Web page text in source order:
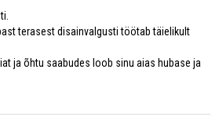
terasest disainvalgusti töötab täielikult
ja õhtu saabudes loob sinu aias hubase ja